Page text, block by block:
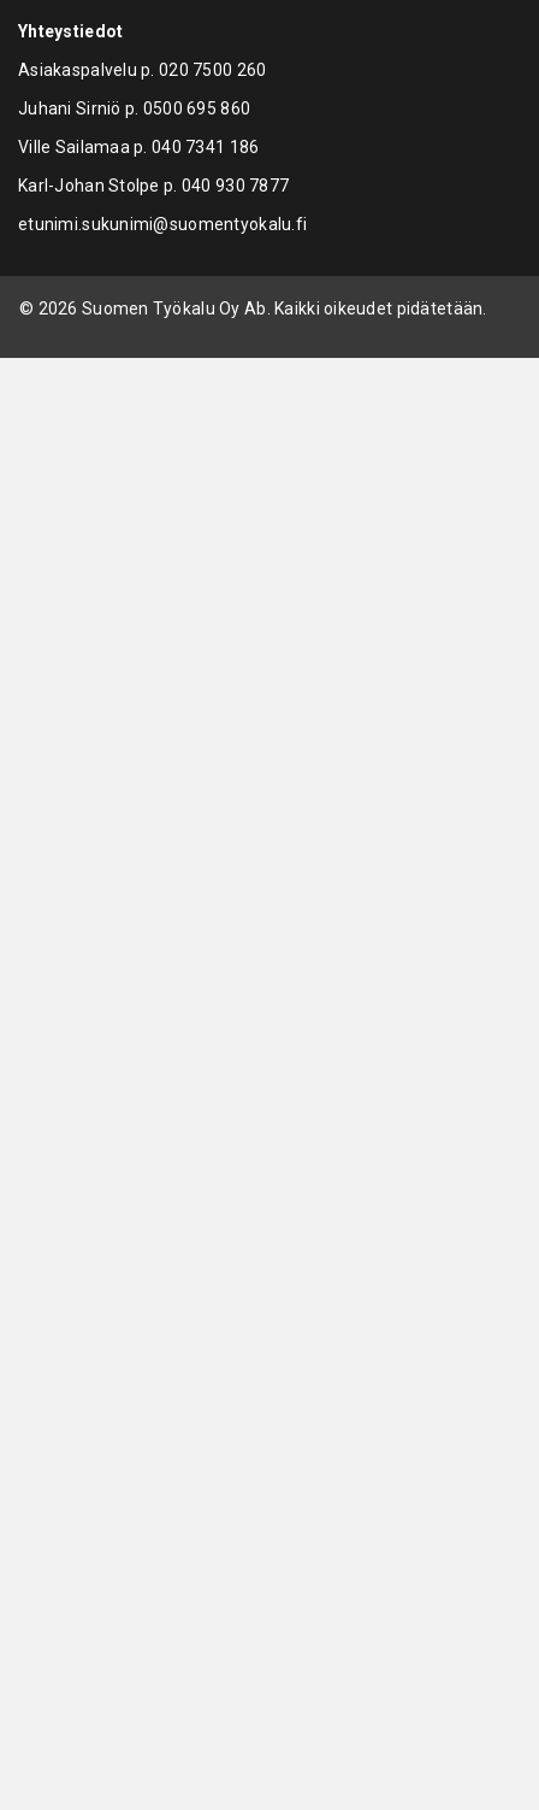
Yhteystiedot
Asiakaspalvelu p.020 7500 260
Juhani Sirniö p. 0500 695 860
Ville Sailamaa p.040 7341 186
Karl-Johan Stolpe p. 040 930 7877
etunimi.sukunimi@suomentyokalu.fi
© 2026 Suomen Työkalu Oy Ab. Kaikki oikeudet pidätetään.